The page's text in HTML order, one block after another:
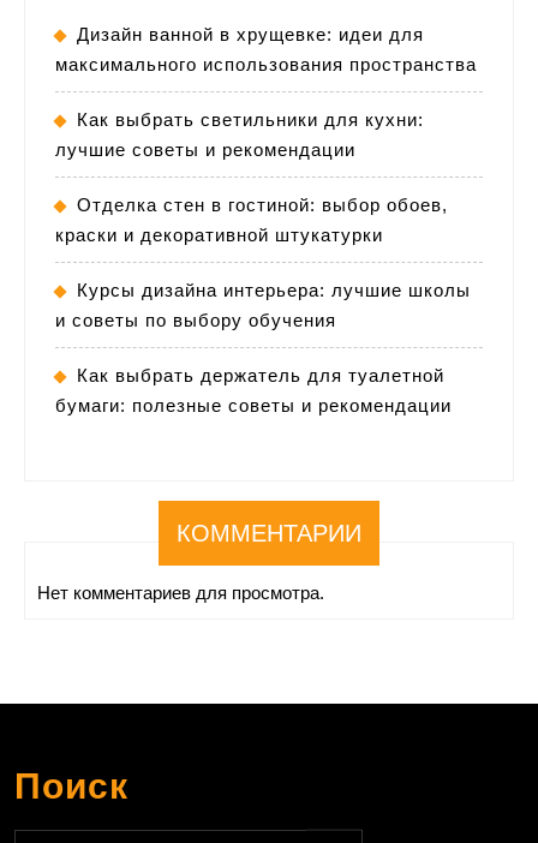
Дизайн ванной в хрущевке: идеи для
максимального использования пространства
Как выбрать светильники для кухни:
лучшие советы и рекомендации
Отделка стен в гостиной: выбор обоев,
краски и декоративной штукатурки
Курсы дизайна интерьера: лучшие школы
и советы по выбору обучения
Как выбрать держатель для туалетной
бумаги: полезные советы и рекомендации
КОММЕНТАРИИ
Нет комментариев для просмотра.
Поиск